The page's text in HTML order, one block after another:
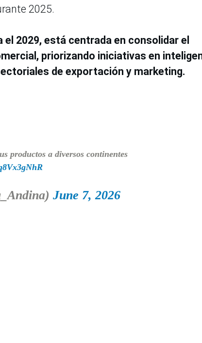
2025.
2029, está centrada en consolidar el
priorizando iniciativas en
de exportación y marketing.
productos a diversos continentes
June 7, 2026